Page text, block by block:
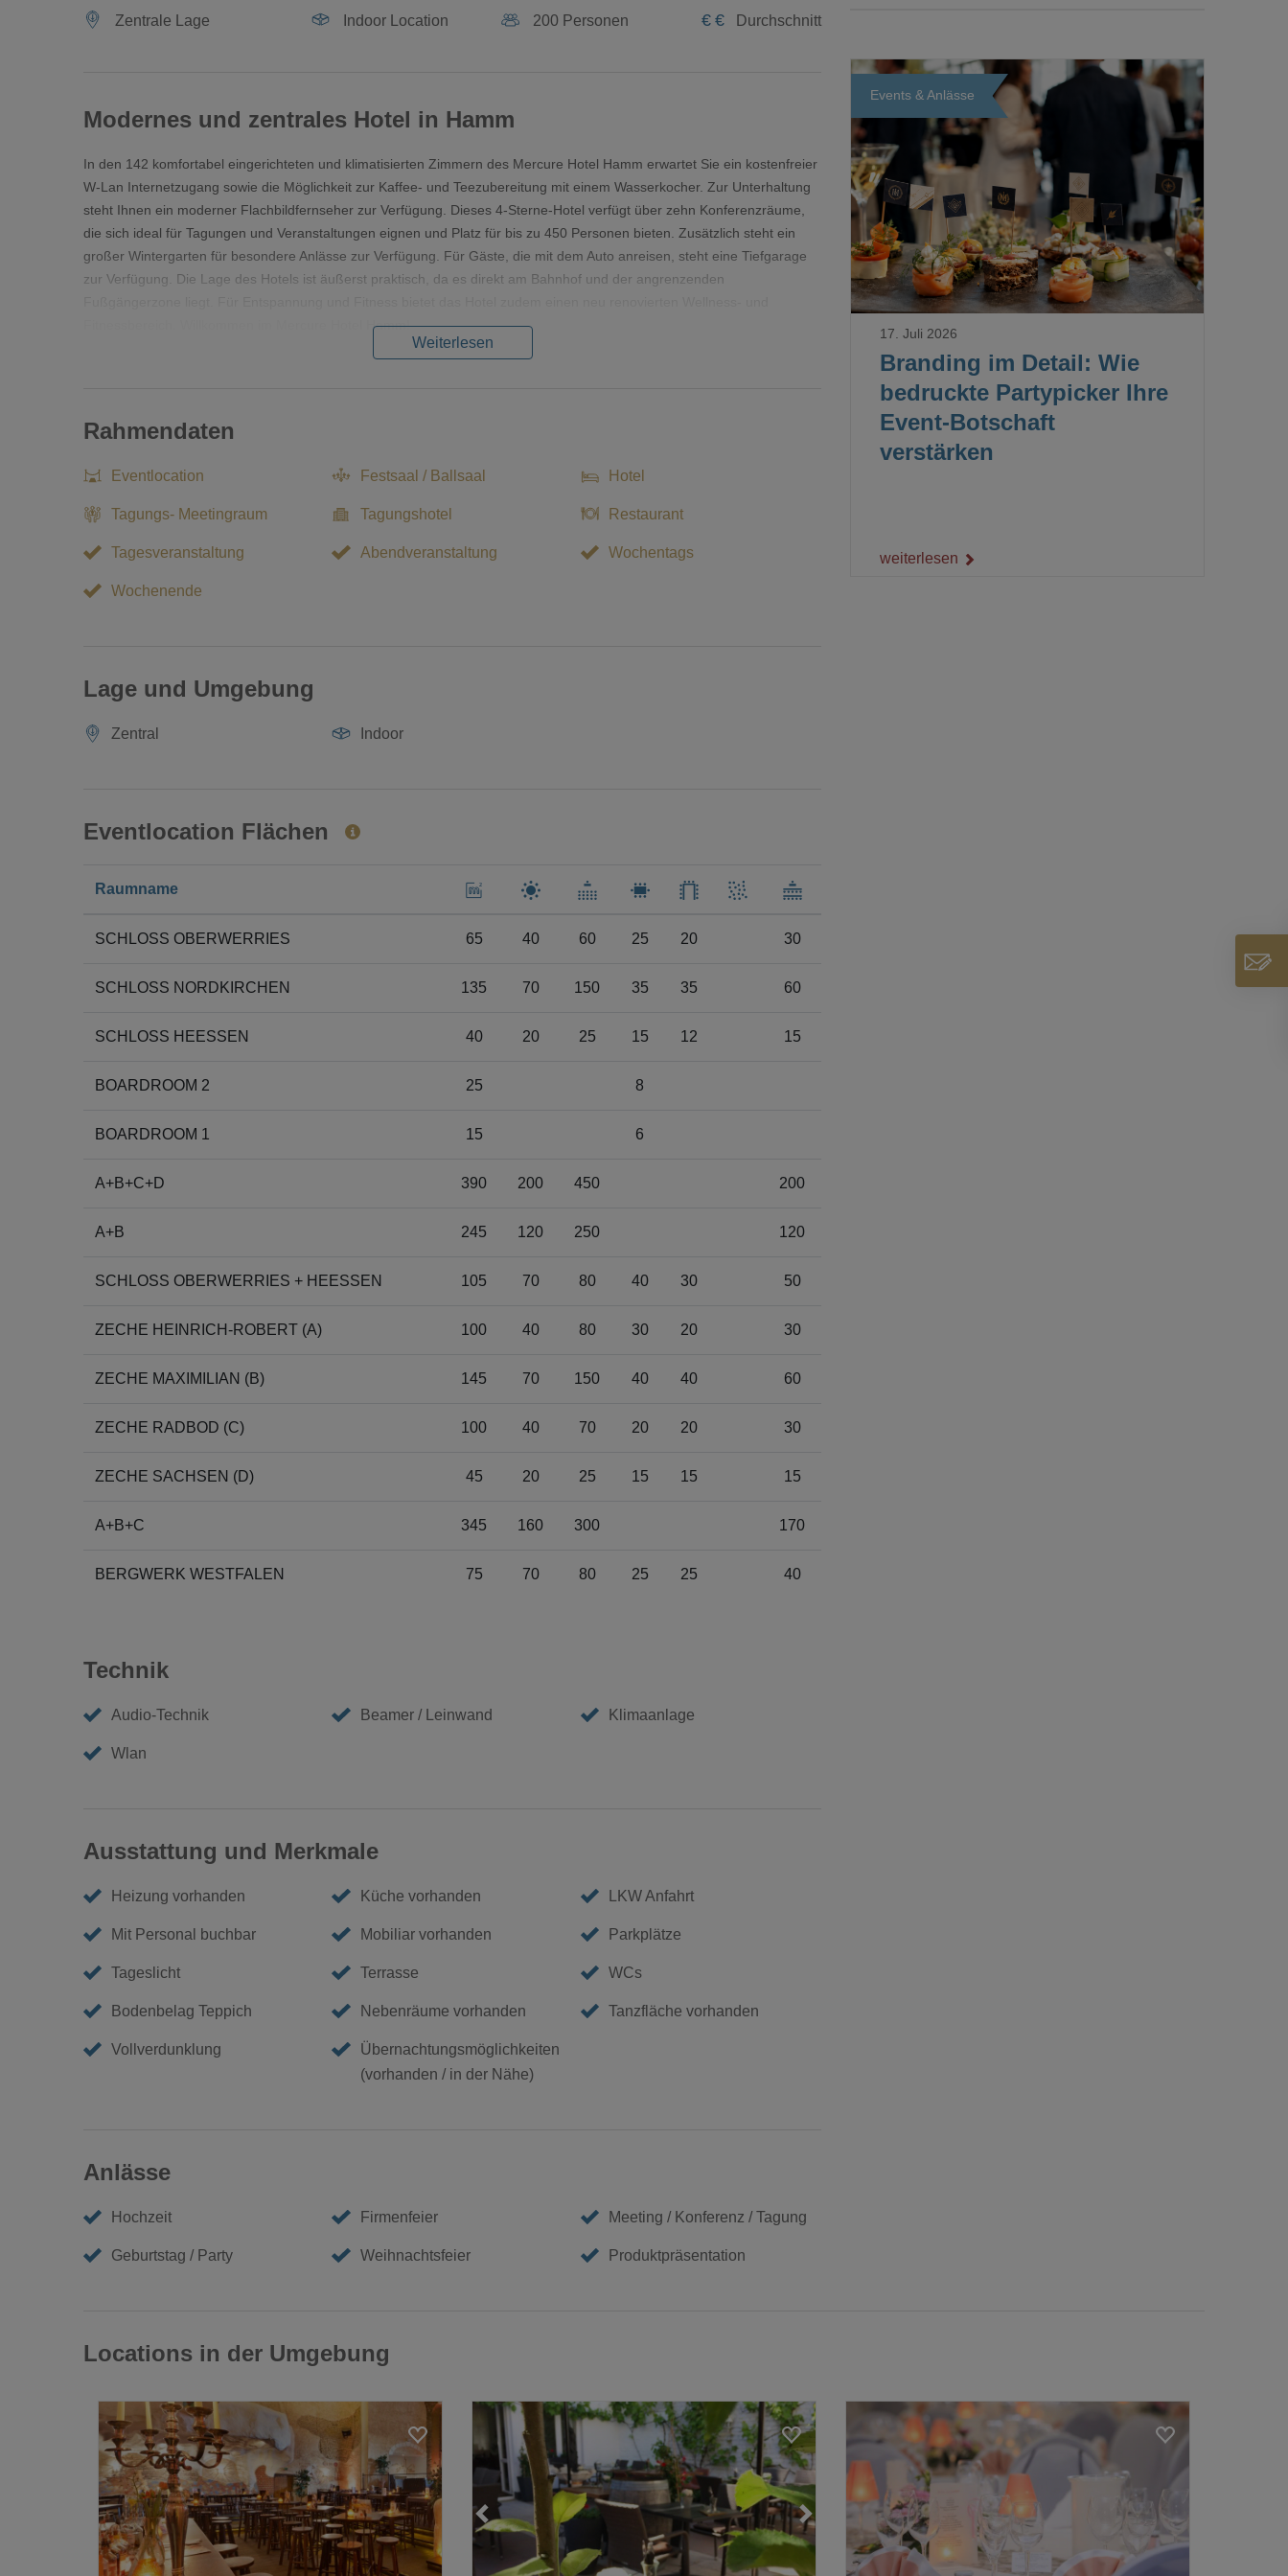
Zentrale Lage Indoor Location 200 Personen € € Durchschnitt
Modernes und zentrales Hotel in Hamm
In den 142 komfortabel eingerichteten und klimatisierten Zimmern des Mercure Hotel Hamm erwartet Sie ein kostenfreier
W-Lan Internetzugang sowie die Möglichkeit zur Kaffee- und Teezubereitung mit einem Wasserkocher. Zur Unterhaltung
steht Ihnen ein moderner Flachbildfernseher zur Verfügung. Dieses 4-Sterne-Hotel verfügt über zehn Konferenzräume,
die sich ideal für Tagungen und Veranstaltungen eignen und Platz für bis zu 450 Personen bieten. Zusätzlich steht ein
großer Wintergarten für besondere Anlässe zur Verfügung. Für Gäste, die mit dem Auto anreisen, steht eine Tiefgarage
zur Verfügung. Die Lage des Hotels ist äußerst praktisch, da es direkt am Bahnhof und der angrenzenden
Fitnessbereich. Willkommen im Mercure Hotel Hamm!
Weiterlesen
Rahmendaten
Eventlocation Festsaal / Ballsaal Hotel
Tagungs- Meetingraum Tagungshotel Restaurant
Tagesveranstaltung Abendveranstaltung Wochentags
Wochenende
Lage und Umgebung
Zentral Indoor
Eventlocation Flächen
Raumname
SCHLOSS OBERWERRIES 65 40 60 25 20 30
SCHLOSS NORDKIRCHEN 135 70 150 35 35 60
SCHLOSS HEESSEN 40 20 25 15 12 15
BOARDROOM 2 25 8
BOARDROOM 1 15 6
A+B+C+D 390 200 450 200
A+B 245 120 250 120
SCHLOSS OBERWERRIES + HEESSEN 105 70 80 40 30 50
ZECHE HEINRICH-ROBERT (A) 100 40 80 30 20 30
ZECHE MAXIMILIAN (B) 145 70 150 40 40 60
ZECHE RADBOD (C) 100 40 70 20 20 30
ZECHE SACHSEN (D) 45 20 25 15 15 15
A+B+C 345 160 300 170
BERGWERK WESTFALEN 75 70 80 25 25 40
Technik
Audio-Technik Beamer / Leinwand Klimaanlage
Wlan
Ausstattung und Merkmale
Heizung vorhanden Küche vorhanden LKW Anfahrt
Mit Personal buchbar Mobiliar vorhanden Parkplätze
Tageslicht Terrasse WCs
Bodenbelag Teppich Nebenräume vorhanden Tanzfläche vorhanden
Vollverdunklung
Übernachtungsmöglichkeiten
(vorhanden / in der Nähe)
Anlässe
Hochzeit Firmenfeier Meeting / Konferenz / Tagung
Geburtstag / Party Weihnachtsfeier Produktpräsentation
Events & Anlässe
Loading...
Branding im Detail: Wie
bedruckte Partypicker Ihre
Event-Botschaft
verstärken
17. Juli 2026
weiterlesen
Locations in der Umgebung
Loading...Loading... Loading... Loading...Loading...